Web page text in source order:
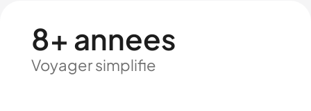
8+ annees
Voyager simplifie